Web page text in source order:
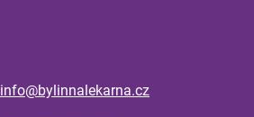
info@bylinnalekarna.cz